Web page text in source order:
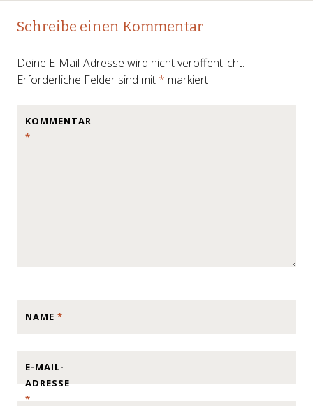
Post
Schreibe einen Kommentar
Deine E-Mail-Adresse wird nicht veröffentlicht.
Erforderliche Felder sind mit * markiert
KOMMENTAR
*
NAME *
E-MAIL-
ADRESSE
*